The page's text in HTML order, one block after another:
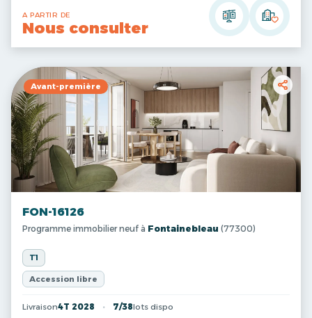
A PARTIR DE
Nous consulter
Avant-première
FON-16126
Programme immobilier neuf à Fontainebleau (77300)
T1
Accession libre
Livraison4T 2028 7/38lots dispo